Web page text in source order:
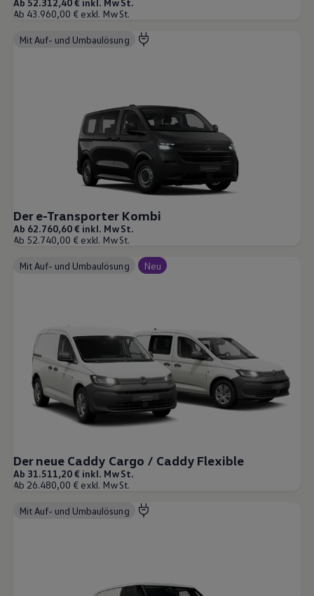
Ab 52.312,40 € inkl. MwSt.
Ab 43.960,00 € exkl. MwSt.
Mit Auf- und Umbaulösung
Der e-Transporter Kombi
Ab 62.760,60 € inkl. MwSt.
Ab 52.740,00 € exkl. MwSt.
Mit Auf- und Umbaulösung Neu
Der neue Caddy Cargo / Caddy Flexible
Ab 31.511,20 € inkl. MwSt.
Ab 26.480,00 € exkl. MwSt.
Mit Auf- und Umbaulösung